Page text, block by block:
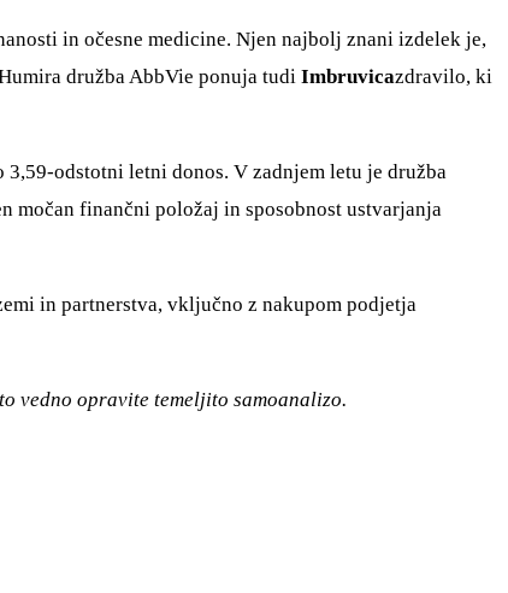
in očesne medicine. Njen najbolj znani izdelek je,
družba AbbVie ponuja tudi Imbruvicazdravilo, ki
odstotni letni donos. V zadnjem letu je družba
finančni položaj in sposobnost ustvarjanja
in partnerstva, vključno z nakupom podjetja
vedno opravite temeljito samoanalizo.